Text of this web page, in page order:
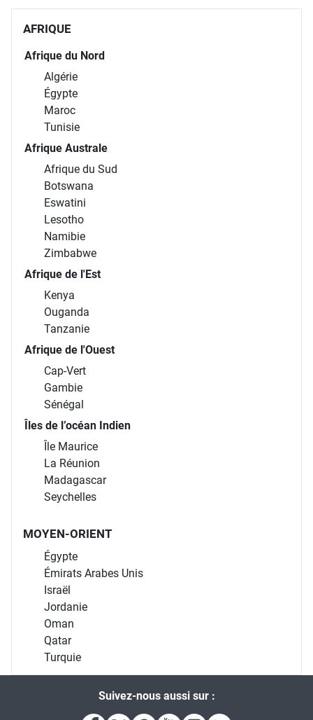
AFRIQUE
Afrique du Nord
Algérie
Égypte
Maroc
Tunisie
Afrique Australe
Afrique du Sud
Botswana
Eswatini
Lesotho
Namibie
Zimbabwe
Afrique de l'Est
Kenya
Ouganda
Tanzanie
Afrique de l'Ouest
Cap-Vert
Gambie
Sénégal
Îles de l’océan Indien
Île Maurice
La Réunion
Madagascar
Seychelles
MOYEN-ORIENT
Égypte
Émirats Arabes Unis
Israël
Jordanie
Oman
Qatar
Turquie
Suivez-nous aussi sur :